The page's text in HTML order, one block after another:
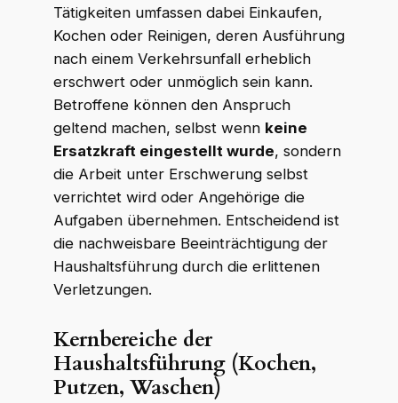
Tätigkeiten umfassen dabei Einkaufen,
Kochen oder Reinigen, deren Ausführung
nach einem Verkehrsunfall erheblich
erschwert oder unmöglich sein kann.
Betroffene können den Anspruch
geltend machen, selbst wenn keine
Ersatzkraft eingestellt wurde, sondern
die Arbeit unter Erschwerung selbst
verrichtet wird oder Angehörige die
Aufgaben übernehmen. Entscheidend ist
die nachweisbare Beeinträchtigung der
Haushaltsführung durch die erlittenen
Verletzungen.
Kernbereiche der
Haushaltsführung (Kochen,
Putzen, Waschen)